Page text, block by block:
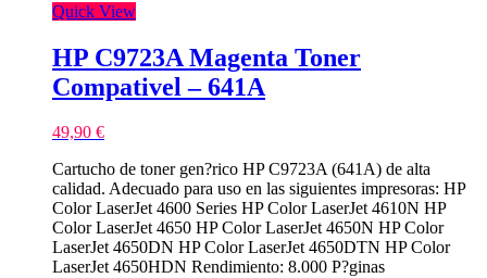
Quick View
HP C9723A Magenta Toner
Compativel – 641A
49,90 €
Cartucho de toner gen?rico HP C9723A (641A) de alta
calidad. Adecuado para uso en las siguientes impresoras: HP
Color LaserJet 4600 Series HP Color LaserJet 4610N HP
Color LaserJet 4650 HP Color LaserJet 4650N HP Color
LaserJet 4650DN HP Color LaserJet 4650DTN HP Color
LaserJet 4650HDN Rendimiento: 8.000 P?ginas